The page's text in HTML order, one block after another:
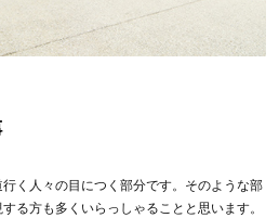
く人々の目につく部分です。そのような部
る方も多くいらっしゃることと思います。